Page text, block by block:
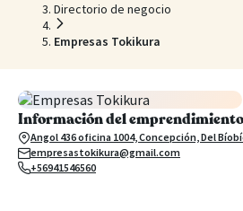
Directorio de negocio
Empresas Tokikura
Información del emprendimiento
Angol 436 oficina 1004, Concepción, Del
empresastokikura@gmail.com
+56941546560